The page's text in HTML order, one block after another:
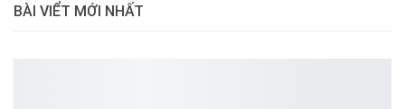
BÀI VIỂT MỚI NHẤT